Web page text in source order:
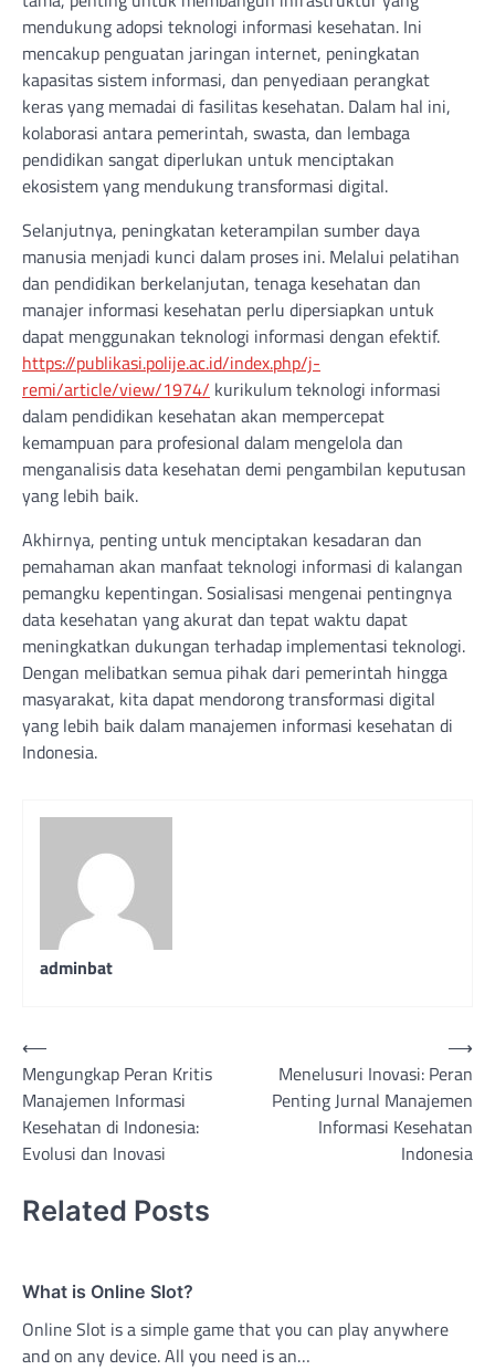
mendukung adopsi teknologi informasi kesehatan. Ini
mencakup penguatan jaringan internet, peningkatan
kapasitas sistem informasi, dan penyediaan perangkat
keras yang memadai di fasilitas kesehatan. Dalam hal ini,
kolaborasi antara pemerintah, swasta, dan lembaga
pendidikan sangat diperlukan untuk menciptakan
ekosistem yang mendukung transformasi digital.
Selanjutnya, peningkatan keterampilan sumber daya
manusia menjadi kunci dalam proses ini. Melalui pelatihan
dan pendidikan berkelanjutan, tenaga kesehatan dan
manajer informasi kesehatan perlu dipersiapkan untuk
dapat menggunakan teknologi informasi dengan efektif.
https://publikasi.polije.ac.id/index.php/j-
remi/article/view/1974/ kurikulum teknologi informasi
dalam pendidikan kesehatan akan mempercepat
kemampuan para profesional dalam mengelola dan
menganalisis data kesehatan demi pengambilan keputusan
yang lebih baik.
Akhirnya, penting untuk menciptakan kesadaran dan
pemahaman akan manfaat teknologi informasi di kalangan
pemangku kepentingan. Sosialisasi mengenai pentingnya
data kesehatan yang akurat dan tepat waktu dapat
meningkatkan dukungan terhadap implementasi teknologi.
Dengan melibatkan semua pihak dari pemerintah hingga
masyarakat, kita dapat mendorong transformasi digital
yang lebih baik dalam manajemen informasi kesehatan di
Indonesia.
adminbat
Post
navigation
⟵
Mengungkap Peran Kritis
Manajemen Informasi
Kesehatan di Indonesia:
Evolusi dan Inovasi
Menelusuri Inovasi: Peran
Penting Jurnal Manajemen
Informasi Kesehatan
Indonesia
⟶
Related Posts
What is Online Slot?
Online Slot is a simple game that you can play anywhere
and on any device. All you need is an…